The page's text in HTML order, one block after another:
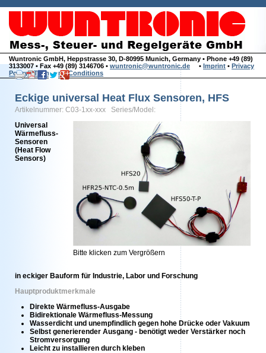
Wuntronic GmbH, Heppstrasse 30, D-80995 Munich, Germany • Phone +49 (89)
3133007 • Fax +49 (89) 3146706 • wuntronic@wuntronic.de • Imprint • Privacy
Policy•Terms and Conditions
Eckige universal Heat Flux Sensoren, HFS
Artikelnummer: C03-1xx-xxx Series/Model:
Bitte klicken zum Vergrößern
Universal
Wärmefluss-
Sensoren
(Heat Flow
Sensors)
in eckiger Bauform für Industrie, Labor und Forschung
Hauptproduktmerkmale
Direkte Wärmefluss-Ausgabe
Bidirektionale Wärmefluss-Messung
Wasserdicht und unempfindlich gegen hohe Drücke oder Vakuum
Selbst generierender Ausgang - benötigt weder Verstärker noch
Stromversorgung
Leicht zu installieren durch kleben